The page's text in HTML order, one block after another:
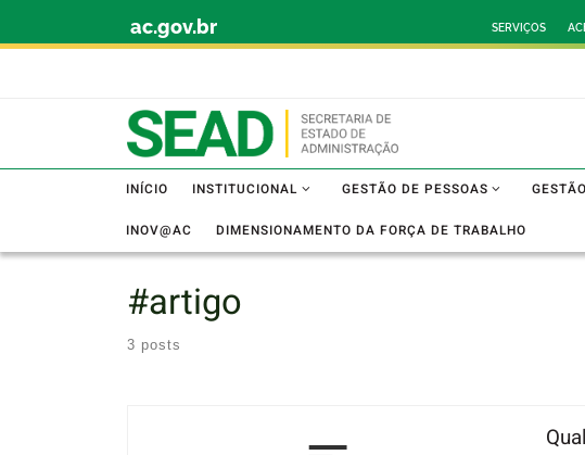
ac.gov.br SERVIÇOS
INÍCIO INSTITUCIONAL GESTÃO DE PESSOAS
INOV@AC DIMENSIONAMENTO DA FORÇA DE TRABALHO
#artigo
3 posts